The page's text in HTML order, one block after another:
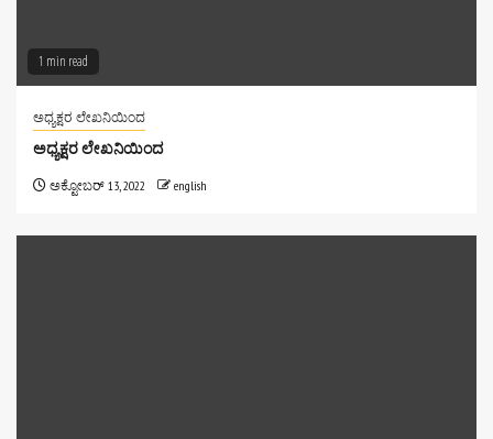
1 min read
ಅಧ್ಯಕ್ಷರ ಲೇಖನಿಯಿಂದ
ಅಧ್ಯಕ್ಷರ ಲೇಖನಿಯಿಂದ
ಅಕ್ಟೋಬರ್ 13, 2022 english